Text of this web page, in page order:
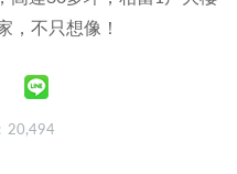
，不只想像！
20,494